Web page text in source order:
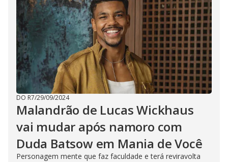
DO R7/29/09/2024
Malandrão de Lucas Wickhaus
vai mudar após namoro com
Duda Batsow em Mania de Você
Personagem mente que faz faculdade e terá reviravolta